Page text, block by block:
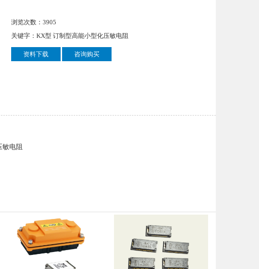
浏览次数：3905
关键字：KX型 订制型高能小型化压敏电阻
资料下载 咨询购买